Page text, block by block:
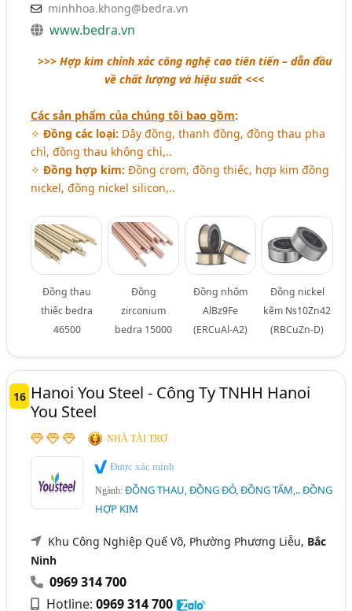
minhhoa.khong@bedra.vn
www.bedra.vn
>>> Hợp kim chính xác công nghệ cao tiên tiến – dẫn đầu
về chất lượng và hiệu suất <<<
Các sản phẩm của chúng tôi bao gồm:
✧Đồng các loại: Dây đồng, thanh đồng, đồng thau pha
chì, đồng thau không chì,..
✧Đồng hợp kim: Đồng crom, đồng thiếc, hợp kim đồng
nickel, đồng nickel silicon,..
Đồng thau
thiếc bedra
46500
Đồng
zirconium
bedra 15000
Đồng nhôm
AlBz9Fe
(ERCuAl-A2)
Đồng nickel
kẽm Ns10Zn42
(RBCuZn-D)
16 Hanoi You Steel - Công Ty TNHH Hanoi
You Steel
NHÀ TÀI TRỢ
Được xác minh
Ngành:ĐỒNG THAU, ĐỒNG ĐỎ, ĐỒNG TẤM,.. ĐỒNG
HỢP KIM
Khu Công Nghiệp Quế Võ, Phường Phương Liễu, Bắc
Ninh
0969 314 700
Hotline:0969 314 700